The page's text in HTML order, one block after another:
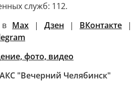
служб: 112.
Max | Дзен | ВКонтакте |
фото, видео
"Вечерний Челябинск"